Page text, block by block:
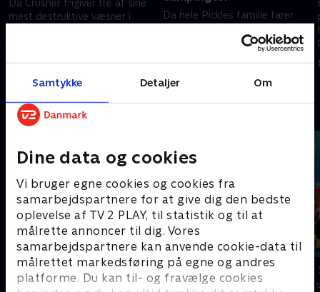
Samtykke Detaljer Om
Dine data og cookies
Vi bruger egne cookies og cookies fra
samarbejdspartnere for at give dig den bedste
oplevelse af TV 2 PLAY, til statistik og til at
målrette annoncer til dig. Vores
samarbejdspartnere kan anvende cookie-data til
målrettet markedsføring på egne og andres
platforme. Du kan til- og fravælge cookies
Da Crusher frigiver tre af sine
mest destruktive væsner i
15. januar 2022 • 21 min
Da hele Pickles familie farer
Kranbil Blaze til at redde dem.
15. januar 2022 • 21 min
Andre så også
Geckos Garage
Børneserier • 2 sæsoner
Brandmand
Børneserier • 1